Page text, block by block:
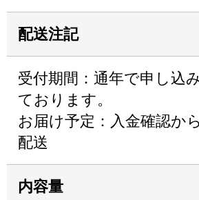
配送注記
受付期間：通年で申し込
ております。
お届け予定：入金確認か
配送
内容量